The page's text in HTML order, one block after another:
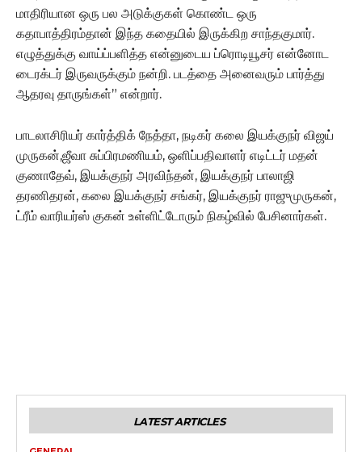
மாதிரியான ஒரு பல அடுக்குகள் கொண்ட ஒரு
கதாபாத்திரம்தான் இந்த கதையில் இருக்கிற சாந்தகுமார்.
எழுத்துக்கு வாய்ப்பளித்த என்னுடைய ப்ரொடியூசர் என்னோட
டைரக்டர் இருவருக்கும் நன்றி. படத்தை அனைவரும் பார்த்து
ஆதரவு தாருங்கள்” என்றார்.
பாடலாசிரியர் கார்த்திக் நேத்தா, நடிகர் கலை இயக்குநர் விஜய்
முருகன்,ஜீவா சுப்பிரமணியம், ஒளிப்பதிவாளர் எடிட்டர் மதன்
குணாதேவ், இயக்குநர் அரவிந்தன், இயக்குநர் பாலாஜி
தரணிதரன், கலை இயக்குநர் சங்கர், இயக்குநர் ராஜுமுருகன்,
ட்ரீம் வாரியர்ஸ் குகன் உள்ளிட்டோரும் நிகழ்வில் பேசினார்கள்.
LATEST ARTICLES